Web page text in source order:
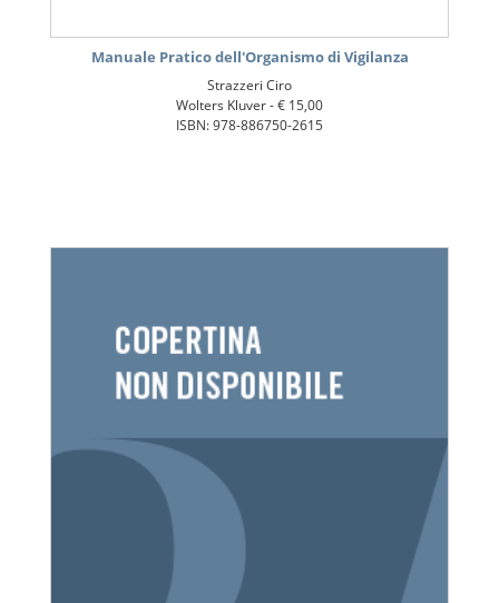
Manuale Pratico dell'Organismo di Vigilanza
Strazzeri Ciro
Wolters Kluver -€ 15,00
ISBN: 978-886750-2615